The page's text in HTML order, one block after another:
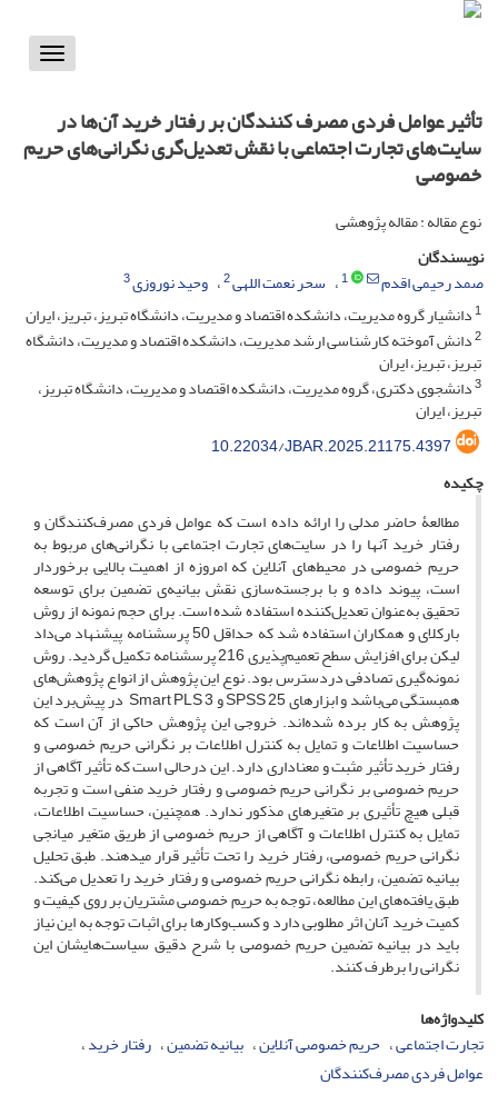
Toggle
تأثیر عوامل فردی مصرف کنندگان بر رفتار خرید آن‌ها در
سایت‌های تجارت اجتماعی با نقش تعدیل‌گری نگرانی‌های حریم
خصوصی
نوع مقاله : مقاله پژوهشی
نویسندگان
صمد رحیمی اقدم
1 سحر نعمت اللهی2 وحید نوروزی3
1دانشیار گروه مدیریت، دانشکده اقتصاد و مدیریت، دانشگاه تبریز، تبریز، ایران
2دانش آموخته کارشناسی ارشد مدیریت، دانشکده اقتصاد و مدیریت، دانشگاه
تبریز، تبریز، ایران
3دانشجوی دکتری، گروه مدیریت، دانشکده اقتصاد و مدیریت، دانشگاه تبریز،
تبریز، ایران
10.22034/JBAR.2025.21175.4397
چکیده
مطالعۀ حاضر مدلی را ارائه داده است که عوامل فردی مصرف‌کنندگان و
رفتار خرید آنها را در سایت‌های تجارت اجتماعی با نگرانی‌های مربوط به
حریم خصوصی در محیط‌های آنلاین که امروزه از اهمیت بالایی برخوردار
است، پیوند داده و با برجسته‌سازی نقش بیانیه‌ی تضمین برای توسعه
تحقیق به‌عنوان تعدیل‌کننده استفاده شده است. برای حجم نمونه از روش
بارکلای و همکاران استفاده شد که حداقل 50 پرسشنامه پیشنهاد می‌داد
لیکن برای افزایش سطح تعمیم‌پذیری 216 پرسشنامه تکمیل گردید. روش
نمونه‌گیری تصادفی دردسترس بود. نوع این پژوهش از انواع پژوهش‌­های
همبستگی می‌­باشد و ابزارهای SPSS 25 و Smart PLS 3 در پیش‌برد این
پژوهش به کار برده شده‌اند. خروجی این پژوهش حاکی از آن است که
حساسیت اطلاعات و تمایل به کنترل اطلاعات بر نگرانی حریم خصوصی و
رفتار خرید تأثیر مثبت و معناداری دارد. این درحالی است که تأثیر آگاهی از
حریم خصوصی بر نگرانی حریم خصوصی و رفتار خرید منفی است و تجربه
قبلی هیچ تأثیری بر متغیرهای مذکور ندارد. همچنین، حساسیت اطلاعات،
تمایل به کنترل اطلاعات و آگاهی از حریم خصوصی از طریق متغیر میانجی
نگرانی حریم خصوصی، رفتار خرید را تحت تأثیر قرار می­دهند. طبق تحلیل
بیانیه تضمین، رابطه نگرانی حریم خصوصی و رفتار خرید را تعدیل می­‌کند.
طبق یافته‌های این مطالعه، توجه به حریم خصوصی مشتریان بر روی کیفیت و
کمیت خرید آنان اثر مطلوبی دارد و کسب‌وکارها برای اثبات توجه به این نیاز
باید در بیانیه تضمین حریم خصوصی با شرح دقیق سیاست‌هایشان این
نگرانی را برطرف کنند.
کلیدواژه‌ها
تجارت اجتماعی حریم خصوصی آنلاین بیانیه تضمین رفتار خرید
عوامل فردی مصرف‌کنندگان